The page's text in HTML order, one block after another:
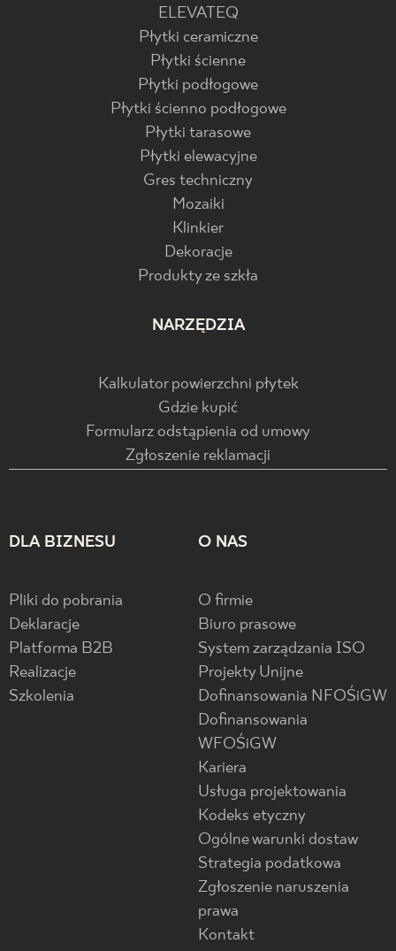
ELEVATEQ
Płytki ceramiczne
Płytki ścienne
Płytki podłogowe
Płytki ścienno podłogowe
Płytki tarasowe
Płytki elewacyjne
Gres techniczny
Mozaiki
Klinkier
Dekoracje
Produkty ze szkła
NARZĘDZIA
Kalkulator powierzchni płytek
Gdzie kupić
Formularz odstąpienia od umowy
Zgłoszenie reklamacji
DLA BIZNESU
Pliki do pobrania
Deklaracje
Platforma B2B
Realizacje
Szkolenia
O NAS
O firmie
Biuro prasowe
System zarządzania ISO
Projekty Unijne
Dofinansowania NFOŚiGW
Dofinansowania
WFOŚiGW
Kariera
Usługa projektowania
Kodeks etyczny
Ogólne warunki dostaw
Strategia podatkowa
Zgłoszenie naruszenia
prawa
Kontakt